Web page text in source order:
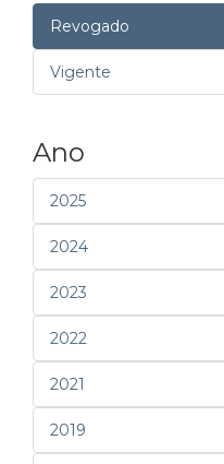
Revogado
Vigente
Ano
2025
2024
2023
2022
2021
2019